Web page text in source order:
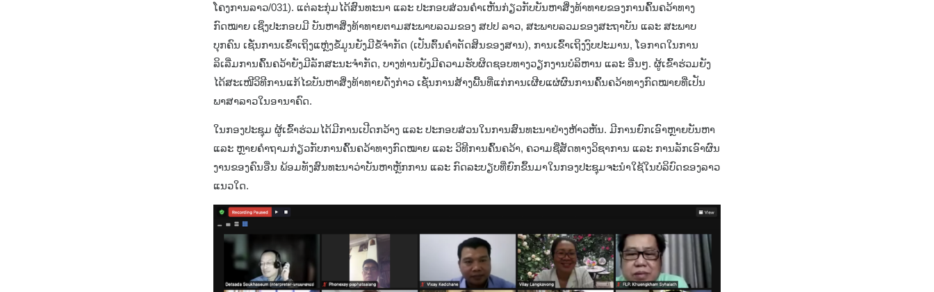
ໂຄງການລາວ/031). ແຕ່ລະກຸ່ມໄດ້ສົນທະນາ ແລະ ປະກອບສ່ວນຄຳເຫັນກ່ຽວກັບບັນຫາສິ່ງທ້າທາຍຂອງການຄົ້ນຄວ້າທາງ
ກົດໝາຍ ເຊິ່ງປະກອບມີ ບັນຫາສິ່ງທ້າທາຍຕາມສະພາບລວມຂອງ ສປປ ລາວ, ສະພາບລວມຂອງສະຖາບັນ ແລະ ສະພາບ
ບຸກຄົນ ເຊັ່ນການເຂົ້າເຖິງແຫຼ່ງຂໍ້ມູນຍັງມີຂໍ້ຈຳກັດ (ເປັນຕົ້ນຄຳຕັດສິນຂອງສານ), ການເຂົ້າເຖິງງົບປະມານ, ໂອກາດໃນການ
ລິເລີ່ມການຄົ້ນຄວ້າຍັງມີລັກສະນະຈຳກັດ, ບາງທ່ານຍັງມີຄວາມຮັບຜິດຊອບທາງວຽກງານບໍລິຫານ ແລະ ອື່ນໆ. ຜູ້ເຂົ້າຮ່ວມຍັງ
ໄດ້ສະເໜີວິທີການແກ້ໄຂບັນຫາສິ່ງທ້າທາຍດັ່ງກ່າວ ເຊັ່ນການສ້າງພື້ນທີ່ແກ່ການເຜີຍແຜ່ຜົນການຄົ້ນຄວ້າທາງກົດໝາຍທີ່ເປັນ
ພາສາລາວໃນອານາຄົດ.
ໃນກອງປະຊຸມ ຜູ້ເຂົ້າຮ່ວມໄດ້ມີການເປີດກວ້າງ ແລະ ປະກອບສ່ວນໃນການສົນທະນາຢ່າງຫ້າວຫັນ. ມີການຍົກເອົາຫຼາຍບັນຫາ
ແລະ ຫຼາຍຄຳຖາມກ່ຽວກັບການຄົ້ນຄວ້າທາງກົດໝາຍ ແລະ ວິທີການຄົ້ນຄວ້າ, ຄວາມຊື່ສັດທາງວິຊາການ ແລະ ການລັກເອົາຜົນ
ງານຂອງຄົນອື່ນ ພ້ອມທັງສົນທະນາວ່າບັນຫາຫຼັກການ ແລະ ກົດລະບຽບທີ່ຍົກຂຶ້ນມາໃນກອງປະຊຸມຈະນຳໃຊ້ໃນບໍລິບົດຂອງລາວ
ແນວໃດ.